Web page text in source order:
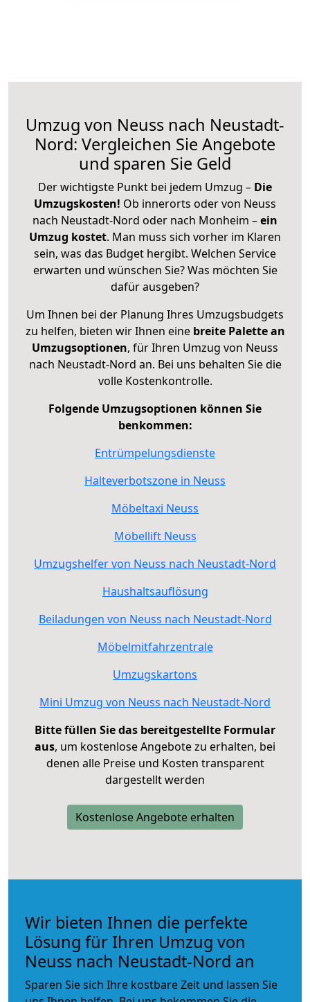
Umzug von Neuss nach Neustadt-
Nord: Vergleichen Sie Angebote
und sparen Sie Geld
Der wichtigste Punkt bei jedem Umzug – Die
Umzugskosten! Ob innerorts oder von Neuss
nach Neustadt-Nord oder nach Monheim –ein
Umzug kostet. Man muss sich vorher im Klaren
sein, was das Budget hergibt. Welchen Service
erwarten und wünschen Sie? Was möchten Sie
dafür ausgeben?
Um Ihnen bei der Planung Ihres Umzugsbudgets
zu helfen, bieten wir Ihnen eine breite Palette an
Umzugsoptionen, für Ihren Umzug von Neuss
nach Neustadt-Nord an. Bei uns behalten Sie die
volle Kostenkontrolle.
Folgende Umzugsoptionen können Sie
benkommen:
Entrümpelungsdienste
Halteverbotszone in Neuss
Möbeltaxi Neuss
Möbellift Neuss
Umzugshelfer von Neuss nach Neustadt-Nord
Haushaltsauflösung
Beiladungen von Neuss nach Neustadt-Nord
Möbelmitfahrzentrale
Umzugskartons
Mini Umzug von Neuss nach Neustadt-Nord
Bitte füllen Sie das bereitgestellte Formular
aus, um kostenlose Angebote zu erhalten, bei
denen alle Preise und Kosten transparent
dargestellt werden
Kostenlose Angebote erhalten
Wir bieten Ihnen die perfekte
Lösung für Ihren Umzug von
Neuss nach Neustadt-Nord an
Sparen Sie sich Ihre kostbare Zeit und lassen Sie